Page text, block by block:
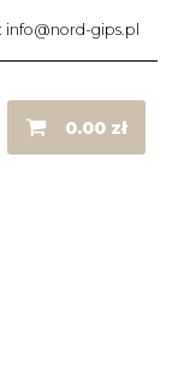
info@nord-gips.pl
0.00 zł